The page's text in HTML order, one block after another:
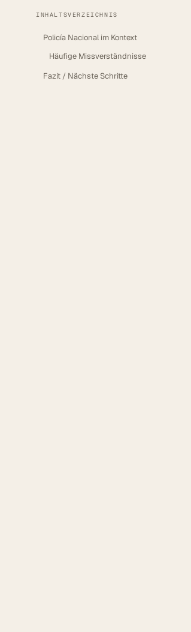
INHALTSVERZEICHNIS
Policía Nacional im Kontext
Häufige Missverständnisse
Fazit / Nächste Schritte